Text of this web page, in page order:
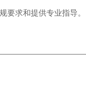
要求和提供专业指导。